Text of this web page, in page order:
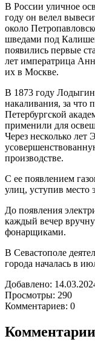
В России уличное
году он велел
около
шведами под
появились первые
лет императрица
их в Москве.
В 1873 году
накаливания, за
Петербургской
применили для
Через несколько лет
производстве.
С ее появлением
улиц, уступив место
До появления
каждый вечер
фонарщиками.
В Севастополе
города началась в
Добавлено:
Просмотры: 290
Комментариев: 0
Комментарии